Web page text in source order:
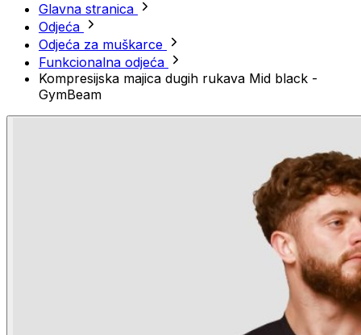
Glavna stranica
Odjeća
Odjeća za muškarce
Funkcionalna odjeća
Kompresijska majica dugih rukava Mid black -
GymBeam